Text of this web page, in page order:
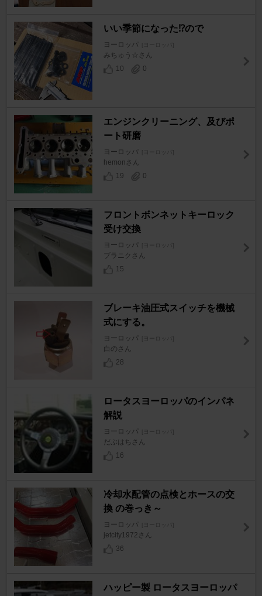
いい季節になった⁉️ので
ヨーロッパ [ヨーロッパ]
みちゅう☆さん
10
0
エンジンクリーニング、及びポ
ート研磨
ヨーロッパ [ヨーロッパ]
hemonさん
19
0
フロントボンネットキーロック
受け交換
ヨーロッパ [ヨーロッパ]
ブラニクさん
15
ブレーキ油圧式スイッチを機械
式にする。
ヨーロッパ [ヨーロッパ]
白のさん
28
ロータスヨーロッパのインパネ
解説
ヨーロッパ [ヨーロッパ]
だぶはちさん
16
冷却水配管の点検とホースの交
換 の巻っき～
ヨーロッパ [ヨーロッパ]
jetcity1972さん
36
ハッピー製 ロータスヨーロッパ